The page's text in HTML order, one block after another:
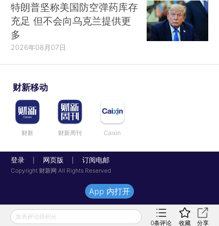
特朗普坚称美国防空弹药库存
充足 但不会向乌克兰提供更
多
2026年08月07日
财新移动
财新 财新周刊 Caixin
登录 网页版 订阅电邮
Copyright 财新网 All Rights Reserved
发表评论得积分
0条评论 收藏 分享
App 内打开